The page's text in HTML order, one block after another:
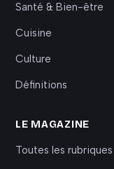
Santé & Bien-être
Cuisine
Culture
Définitions
LE MAGAZINE
Toutes les rubriques